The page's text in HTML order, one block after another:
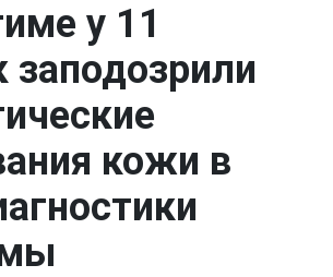
у 11
заподозрили
кожи в